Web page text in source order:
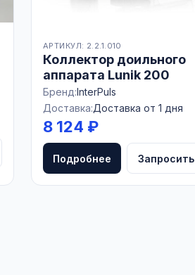
АРТИКУЛ: 2.2.1.010
Коллектор доильного
аппарата Lunik 200
Бренд:InterPuls
Доставка:Доставка от 1 дня
8 124 ₽
Подробнее Запросить